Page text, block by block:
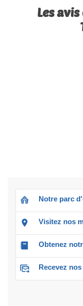
Les
Notre parc
Visitez nos
Obtenez
Recevez